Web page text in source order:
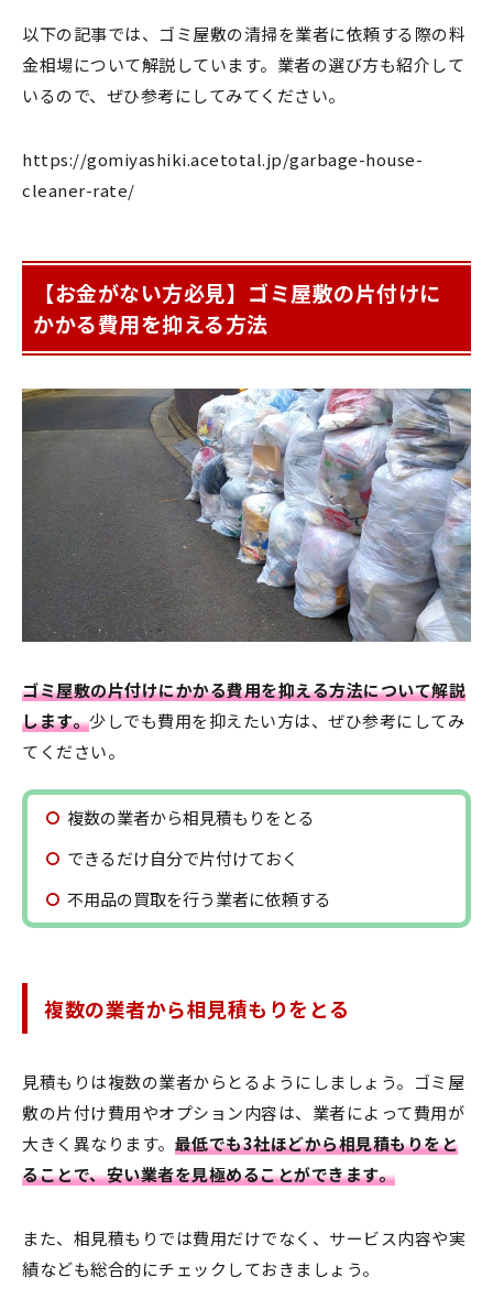
以下の記事では、ゴミ屋敷の清掃を業者に依頼する際の料
金相場について解説しています。業者の選び方も紹介して
いるので、ぜひ参考にしてみてください。
https://gomiyashiki.acetotal.jp/garbage-house-
cleaner-rate/ ‎
【お金がない方必見】ゴミ屋敷の片付けに
かかる費用を抑える方法
ゴミ屋敷の片付けにかかる費用を抑える方法について解説
します。少しでも費用を抑えたい方は、ぜひ参考にしてみ
てください。
複数の業者から相見積もりをとる
できるだけ自分で片付けておく
不用品の買取を行う業者に依頼する
複数の業者から相見積もりをとる
見積もりは複数の業者からとるようにしましょう。ゴミ屋
敷の片付け費用やオプション内容は、業者によって費用が
大きく異なります。 最低でも3社ほどから相見積もりをと
ることで、安い業者を見極めることができます。
また、相見積もりでは費用だけでなく、サービス内容や実
績なども総合的にチェックしておきましょう。